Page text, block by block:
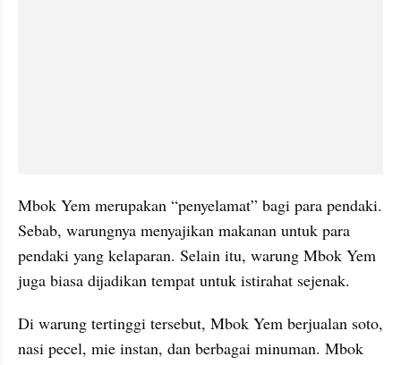
Mbok Yem merupakan “penyelamat” bagi para pendaki.
Sebab, warungnya menyajikan makanan untuk para
pendaki yang kelaparan. Selain itu, warung Mbok Yem
juga biasa dijadikan tempat untuk istirahat sejenak.
Di warung tertinggi tersebut, Mbok Yem berjualan soto,
nasi pecel, mie instan, dan berbagai minuman. Mbok